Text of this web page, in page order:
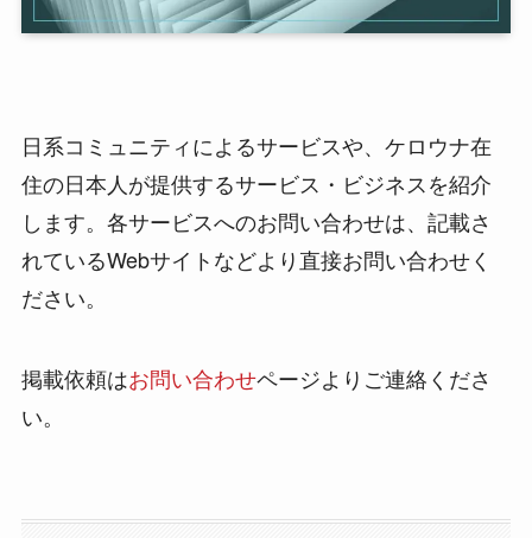
日系コミュニティによるサービスや、ケロウナ在
住の日本人が提供するサービス・ビジネスを紹介
します。各サービスへのお問い合わせは、記載さ
れているWebサイトなどより直接お問い合わせく
ださい。
掲載依頼はお問い合わせページよりご連絡くださ
い。